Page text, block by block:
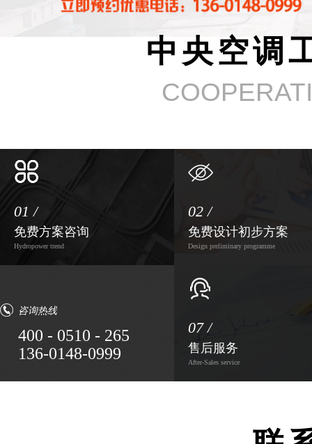
中央空调
01 /
免费方案咨询
Hydropower trend
02 /
免费设计初步方案
Design preliminary programme
07 /
售后服务
After-Sales service
咨询热线
400 - 0510 - 265
136-0148-0999